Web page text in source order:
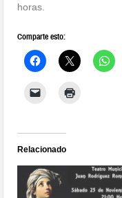
horas.
Comparte esto:
Relacionado